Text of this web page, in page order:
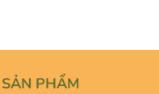
SẢN PHẨM